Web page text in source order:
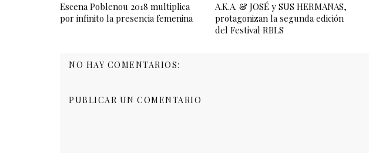
Escena Poblenou 2018 multiplica
por infinito la presencia femenina
A.K.A. & JOSÉ y SUS HERMANAS,
protagonizan la segunda edición
del Festival RBLS
NO HAY COMENTARIOS:
PUBLICAR UN COMENTARIO